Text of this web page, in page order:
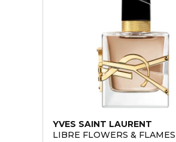
YVES SAINT LAURENT
LIBRE FLOWERS & FLAMES